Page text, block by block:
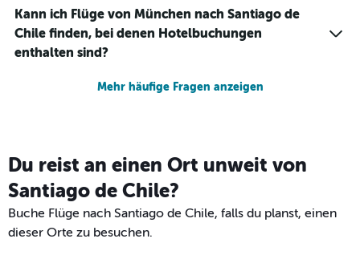
Kann ich Flüge von München nach Santiago de
Chile finden, bei denen Hotelbuchungen
enthalten sind?
Mehr häufige Fragen anzeigen
Du reist an einen Ort unweit von
Santiago de Chile?
Buche Flüge nach Santiago de Chile, falls du planst, einen
dieser Orte zu besuchen.